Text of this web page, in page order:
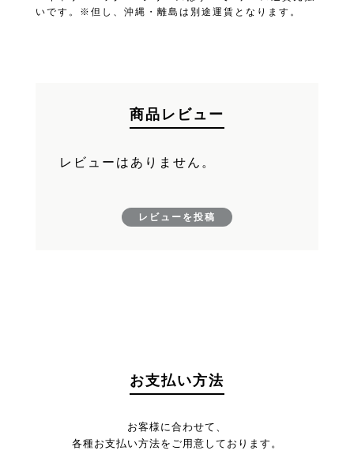
いです。※但し、沖縄・離島は別途運賃となります。
商品レビュー
レビューはありません。
レビューを投稿
お支払い方法
お客様に合わせて、
各種お支払い方法をご用意しております。